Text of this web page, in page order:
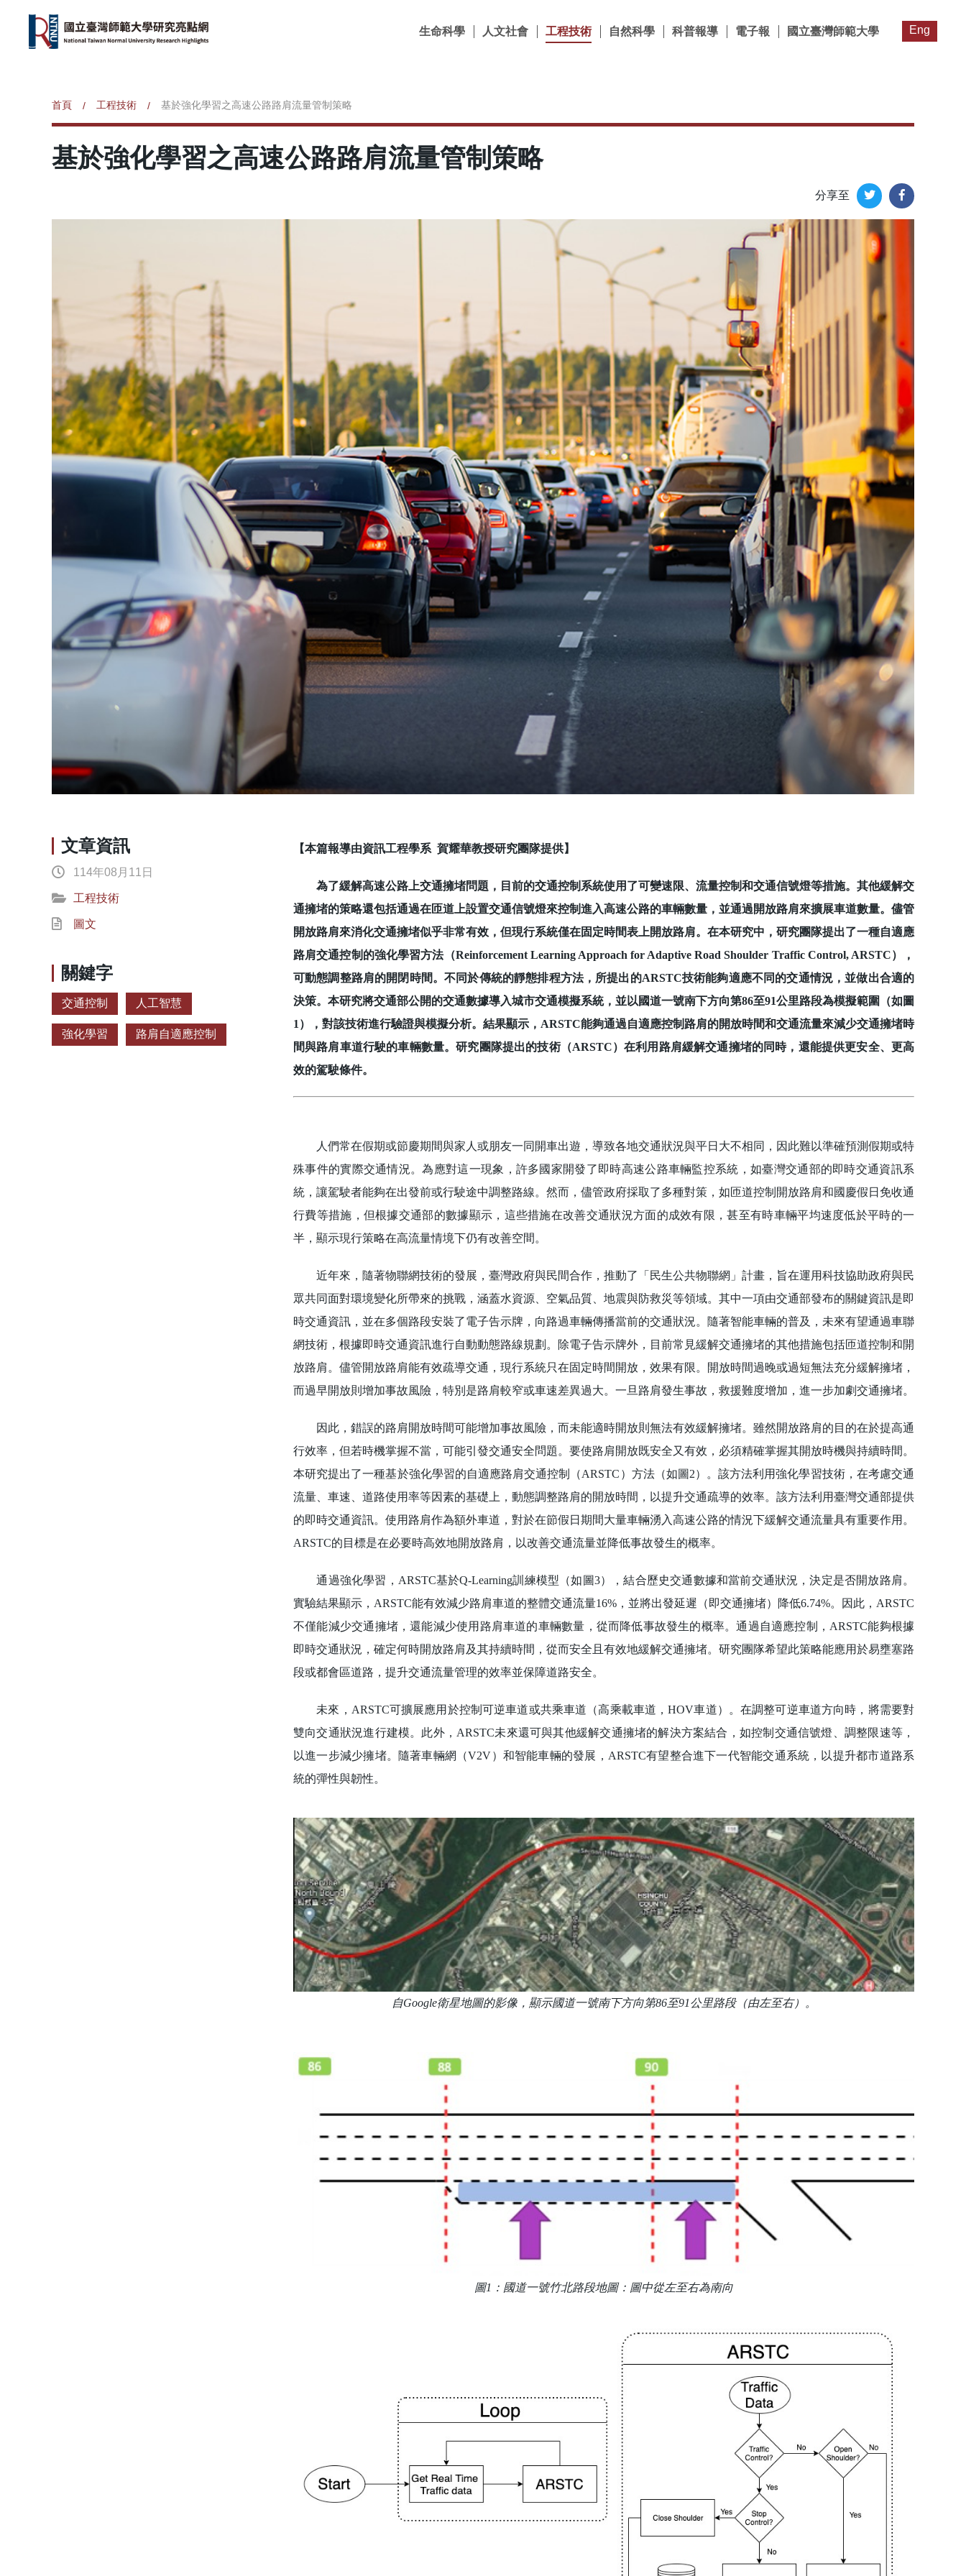
生命科學 人文社會 工程技術 自然科學 科普報導 電子報 國立臺灣師範大學 Eng
首頁 / 工程技術 / 基於強化學習之高速公路路肩流量管制策略
基於強化學習之高速公路路肩流量管制策略
分享至
文章資訊
114年08月11日
工程技術
圖文
關鍵字
交通控制 人工智慧
強化學習 路肩自適應控制
【本篇報導由資訊工程學系 賀耀華教授研究團隊提供】
為了緩解高速公路上交通擁堵問題，目前的交通控制系統使用了可變速限、流量控制和交通信號燈等措施。其他緩解交
通擁堵的策略還包括通過在匝道上設置交通信號燈來控制進入高速公路的車輛數量，並通過開放路肩來擴展車道數量。儘管
開放路肩來消化交通擁堵似乎非常有效，但現行系統僅在固定時間表上開放路肩。在本研究中，研究團隊提出了一種自適應
路肩交通控制的強化學習方法（Reinforcement Learning Approach for Adaptive Road Shoulder Traffic Control, ARSTC），
可動態調整路肩的開閉時間。不同於傳統的靜態排程方法，所提出的ARSTC技術能夠適應不同的交通情況，並做出合適的
決策。本研究將交通部公開的交通數據導入城市交通模擬系統，並以國道一號南下方向第86至91公里路段為模擬範圍（如圖
1），對該技術進行驗證與模擬分析。結果顯示，ARSTC能夠通過自適應控制路肩的開放時間和交通流量來減少交通擁堵時
間與路肩車道行駛的車輛數量。研究團隊提出的技術（ARSTC）在利用路肩緩解交通擁堵的同時，還能提供更安全、更高
效的駕駛條件。
人們常在假期或節慶期間與家人或朋友一同開車出遊，導致各地交通狀況與平日大不相同，因此難以準確預測假期或特
殊事件的實際交通情況。為應對這一現象，許多國家開發了即時高速公路車輛監控系統，如臺灣交通部的即時交通資訊系
統，讓駕駛者能夠在出發前或行駛途中調整路線。然而，儘管政府採取了多種對策，如匝道控制開放路肩和國慶假日免收通
行費等措施，但根據交通部的數據顯示，這些措施在改善交通狀況方面的成效有限，甚至有時車輛平均速度低於平時的一
半，顯示現行策略在高流量情境下仍有改善空間。
近年來，隨著物聯網技術的發展，臺灣政府與民間合作，推動了「民生公共物聯網」計畫，旨在運用科技協助政府與民
眾共同面對環境變化所帶來的挑戰，涵蓋水資源、空氣品質、地震與防救災等領域。其中一項由交通部發布的關鍵資訊是即
時交通資訊，並在多個路段安裝了電子告示牌，向路過車輛傳播當前的交通狀況。隨著智能車輛的普及，未來有望通過車聯
網技術，根據即時交通資訊進行自動動態路線規劃。除電子告示牌外，目前常見緩解交通擁堵的其他措施包括匝道控制和開
放路肩。儘管開放路肩能有效疏導交通，現行系統只在固定時間開放，效果有限。開放時間過晚或過短無法充分緩解擁堵，
而過早開放則增加事故風險，特別是路肩較窄或車速差異過大。一旦路肩發生事故，救援難度增加，進一步加劇交通擁堵。
因此，錯誤的路肩開放時間可能增加事故風險，而未能適時開放則無法有效緩解擁堵。雖然開放路肩的目的在於提高通
行效率，但若時機掌握不當，可能引發交通安全問題。要使路肩開放既安全又有效，必須精確掌握其開放時機與持續時間。
本研究提出了一種基於強化學習的自適應路肩交通控制（ARSTC）方法（如圖2）。該方法利用強化學習技術，在考慮交通
流量、車速、道路使用率等因素的基礎上，動態調整路肩的開放時間，以提升交通疏導的效率。該方法利用臺灣交通部提供
的即時交通資訊。使用路肩作為額外車道，對於在節假日期間大量車輛湧入高速公路的情況下緩解交通流量具有重要作用。
ARSTC的目標是在必要時高效地開放路肩，以改善交通流量並降低事故發生的概率。
通過強化學習，ARSTC基於Q-Learning訓練模型（如圖3），結合歷史交通數據和當前交通狀況，決定是否開放路肩。
實驗結果顯示，ARSTC能有效減少路肩車道的整體交通流量16%，並將出發延遲（即交通擁堵）降低6.74%。因此，ARSTC
不僅能減少交通擁堵，還能減少使用路肩車道的車輛數量，從而降低事故發生的概率。通過自適應控制，ARSTC能夠根據
即時交通狀況，確定何時開放路肩及其持續時間，從而安全且有效地緩解交通擁堵。研究團隊希望此策略能應用於易壅塞路
段或都會區道路，提升交通流量管理的效率並保障道路安全。
未來，ARSTC可擴展應用於控制可逆車道或共乘車道（高乘載車道，HOV車道）。在調整可逆車道方向時，將需要對
雙向交通狀況進行建模。此外，ARSTC未來還可與其他緩解交通擁堵的解決方案結合，如控制交通信號燈、調整限速等，
以進一步減少擁堵。隨著車輛網（V2V）和智能車輛的發展，ARSTC有望整合進下一代智能交通系統，以提升都市道路系
統的彈性與韌性。
自Google衛星地圖的影像，顯示國道一號南下方向第86至91公里路段（由左至右）。
圖1：國道一號竹北路段地圖：圖中從左至右為南向